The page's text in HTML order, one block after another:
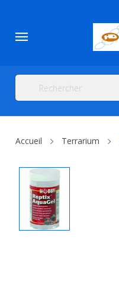
Accueil Terrarium